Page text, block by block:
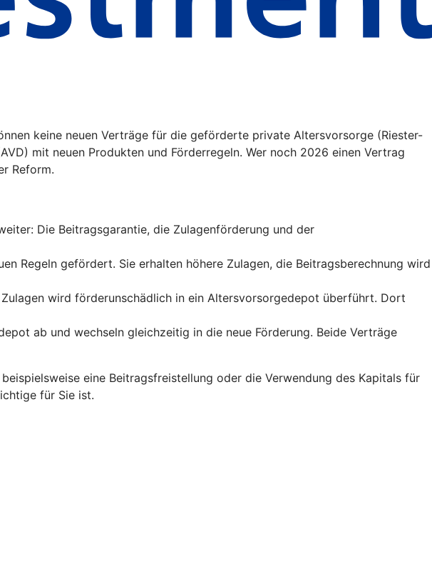
keine neuen Verträge für die geförderte private Altersvorsorge (Riester-
mit neuen Produkten und Förderregeln. Wer noch 2026 einen Vertrag
Reform.
Die Beitragsgarantie, die Zulagenförderung und der
Regeln gefördert. Sie erhalten höhere Zulagen, die Beitragsberechnung wird
wird förderunschädlich in ein Altersvorsorgedepot überführt. Dort
ab und wechseln gleichzeitig in die neue Förderung. Beide Verträge
eine Beitragsfreistellung oder die Verwendung des Kapitals für
für Sie ist.